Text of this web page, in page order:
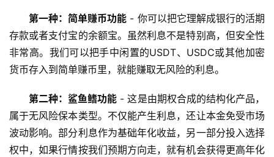
第一种：简单赚币功能 - 你可以把它理解成银行的活期
存款或者支付宝的余额宝。虽然利息不是特别高，但安全性
非常高。我们可以把手中闲置的USDT、USDC或其他加密
货币存入到简单赚币里，就能赚取无风险的利息。
第二种：鲨鱼鳍功能 - 这是由期权合成的结构化产品，
属于无风险保本类型。不仅能产生利息，还让本金免受市场
波动影响。部分利息作为基础年化收益，另一部分投入选择
权中，如果行情按我们预期方向走，就有机会获得更高年化